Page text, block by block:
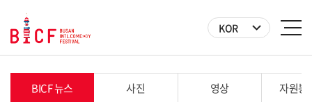
KOR
BICF 뉴스 사진 영상 자원봉